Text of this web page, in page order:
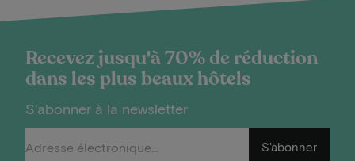
Recevez jusqu'à 70% de réduction
dans les plus beaux hôtels
S'abonner à la newsletter
S'abonner